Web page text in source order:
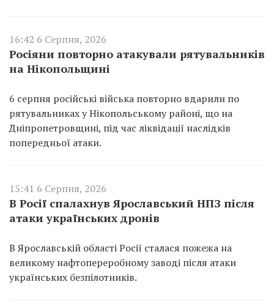
16:42 6 Серпня, 2026
Росіяни повторно атакували рятувальників
на Нікопольщині
6 серпня російські війська повторно вдарили по
рятувальниках у Нікопольському районі, що на
Дніпропетровщині, під час ліквідації наслідків
попередньої атаки.
15:41 6 Серпня, 2026
В Росії спалахнув Ярославський НПЗ після
атаки українських дронів
В Ярославській області Росії сталася пожежа на
великому нафтопереробному заводі після атаки
українських безпілотників.